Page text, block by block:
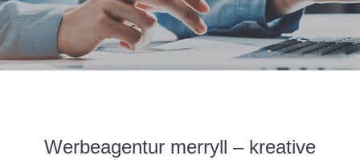
Werbeagentur merryll – kreative